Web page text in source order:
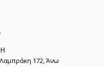
172, Άνω